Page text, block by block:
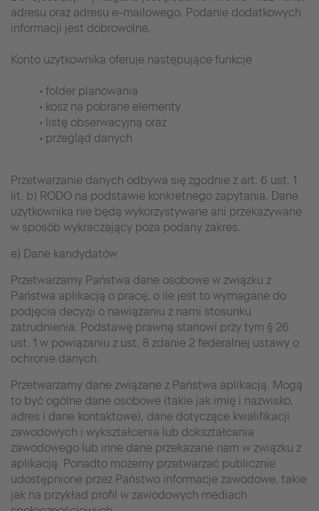
adresu oraz adresu e-mailowego. Podanie dodatkowych
informacji jest dobrowolne.
Konto użytkownika oferuje następujące funkcje
• folder planowania
• kosz na pobrane elementy
• listę obserwacyjną oraz
• przegląd danych
Przetwarzanie danych odbywa się zgodnie z art. 6 ust. 1
lit. b) RODO na podstawie konkretnego zapytania. Dane
użytkownika nie będą wykorzystywane ani przekazywane
w sposób wykraczający poza podany zakres.
e) Dane kandydatów
Przetwarzamy Państwa dane osobowe w związku z
Państwa aplikacją o pracę, o ile jest to wymagane do
podjęcia decyzji o nawiązaniu z nami stosunku
zatrudnienia. Podstawę prawną stanowi przy tym § 26
ust. 1 w powiązaniu z ust. 8 zdanie 2 federalnej ustawy o
ochronie danych.
Przetwarzamy dane związane z Państwa aplikacją. Mogą
to być ogólne dane osobowe (takie jak imię i nazwisko,
adres i dane kontaktowe), dane dotyczące kwalifikacji
zawodowych i wykształcenia lub dokształcania
zawodowego lub inne dane przekazane nam w związku z
aplikacją. Ponadto możemy przetwarzać publicznie
udostępnione przez Państwo informacje zawodowe, takie
jak na przykład profil w zawodowych mediach